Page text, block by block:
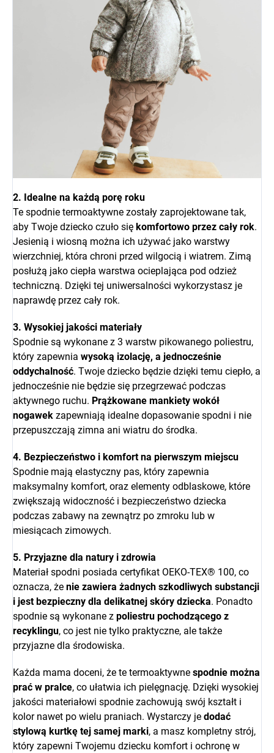
2. Idealne na każdą porę roku
Te spodnie termoaktywne zostały zaprojektowane tak,
aby Twoje dziecko czuło się komfortowo przez cały rok.
Jesienią i wiosną można ich używać jako warstwy
wierzchniej, która chroni przed wilgocią i wiatrem. Zimą
posłużą jako ciepła warstwa ocieplająca pod odzież
techniczną. Dzięki tej uniwersalności wykorzystasz je
naprawdę przez cały rok.
3. Wysokiej jakości materiały
Spodnie są wykonane z 3 warstw pikowanego poliestru,
który zapewnia wysoką izolację, a jednocześnie
oddychalność. Twoje dziecko będzie dzięki temu ciepło, a
jednocześnie nie będzie się przegrzewać podczas
aktywnego ruchu. Prążkowane mankiety wokół
nogawek zapewniają idealne dopasowanie spodni i nie
przepuszczają zimna ani wiatru do środka.
4. Bezpieczeństwo i komfort na pierwszym miejscu
Spodnie mają elastyczny pas, który zapewnia
maksymalny komfort, oraz elementy odblaskowe, które
zwiększają widoczność i bezpieczeństwo dziecka
podczas zabawy na zewnątrz po zmroku lub w
miesiącach zimowych.
5. Przyjazne dla natury i zdrowia
Materiał spodni posiada certyfikat OEKO-TEX® 100, co
oznacza, że nie zawiera żadnych szkodliwych substancji
i jest bezpieczny dla delikatnej skóry dziecka. Ponadto
spodnie są wykonane z poliestru pochodzącego z
recyklingu, co jest nie tylko praktyczne, ale także
przyjazne dla środowiska.
Każda mama doceni, że te termoaktywne spodnie można
prać w pralce, co ułatwia ich pielęgnację. Dzięki wysokiej
jakości materiałowi spodnie zachowują swój kształt i
kolor nawet po wielu praniach. Wystarczy je dodać
stylową kurtkę tej samej marki, a masz kompletny strój,
który zapewni Twojemu dziecku komfort i ochronę w